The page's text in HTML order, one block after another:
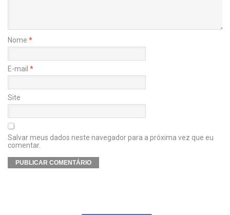
Nome *
E-mail *
Site
Salvar meus dados neste navegador para a próxima vez que eu
comentar.